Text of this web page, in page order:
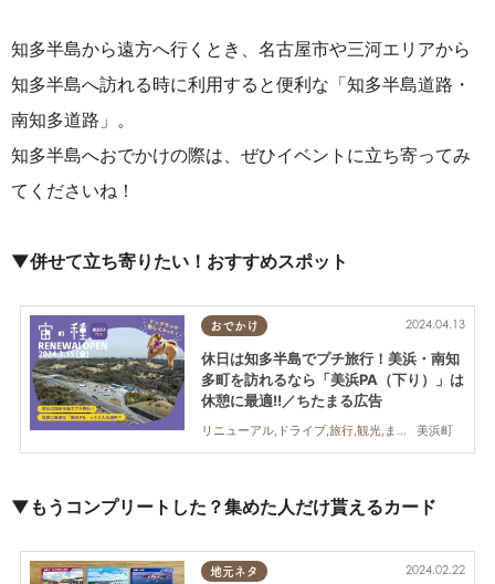
知多半島から遠方へ行くとき、名古屋市や三河エリアから
知多半島へ訪れる時に利用すると便利な「知多半島道路・
南知多道路」。
知多半島へおでかけの際は、ぜひイベントに立ち寄ってみ
てくださいね！
▼併せて立ち寄りたい！おすすめスポット
おでかけ
美浜町
2024.04.13
休日は知多半島でプチ旅行！美浜・南知
多町を訪れるなら「美浜PA（下り）」は
休憩に最適!!／ちたまる広告
リニューアル,ドライブ,旅行,観光,まちネタ,ちたまる広告
▼もうコンプリートした？集めた人だけ貰えるカード
地元ネタ 2024.02.22